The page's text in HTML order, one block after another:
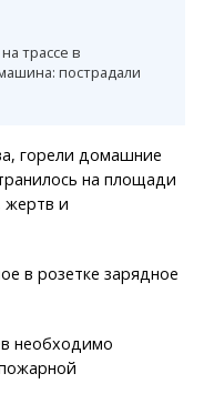
трассе в
пострадали
горели домашние
на площади
жертв и
в розетке зарядное
необходимо